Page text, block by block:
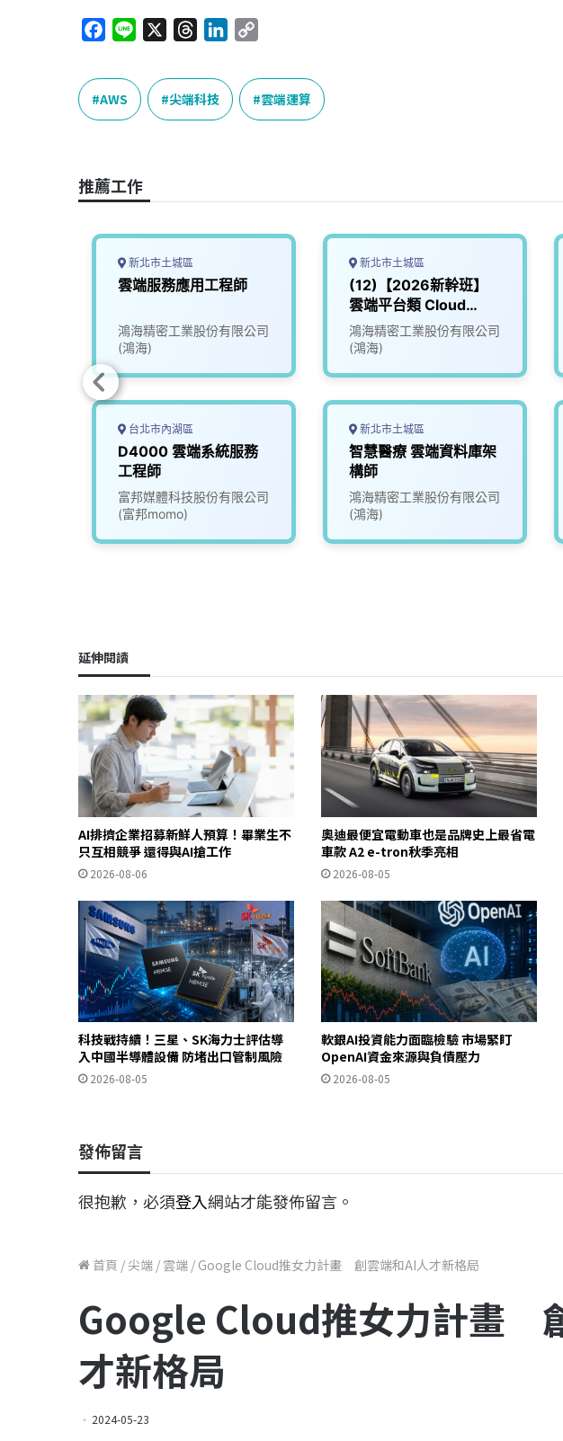
c
e
b
k
e
r
e
a
k
p
y
L
AWS 尖端科技 雲端運算
推薦工作
新北市土城區
雲端服務應用工程師
鴻海精密工業股份有限公司
(鴻海)
台北市內湖區
D4000 雲端系統服務
工程師
富邦媒體科技股份有限公司
(富邦momo)
新北市土城區
(12)【2026新幹班】
雲端平台類 Cloud
Platform
鴻海精密工業股份有限公司
(鴻海)
新北市土城區
智慧醫療 雲端資料庫架
構師
鴻海精密工業股份有限公司
(鴻海)
延伸閱讀
AI排擠企業招募新鮮人預算！畢業生不
只互相競爭 還得與AI搶工作
2026-08-06
奧迪最便宜電動車也是品牌史上最省電
車款 A2 e-tron秋季亮相
2026-08-05
科技戰持續！三星、SK海力士評估導
入中國半導體設備 防堵出口管制風險
2026-08-05
軟銀AI投資能力面臨檢驗 市場緊盯
OpenAI資金來源與負債壓力
2026-08-05
發佈留言
很抱歉，必須登入網站才能發佈留言。